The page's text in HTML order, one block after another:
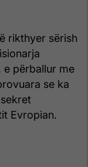
rikthyer sërish
e përballur me
se ka
Evropian.